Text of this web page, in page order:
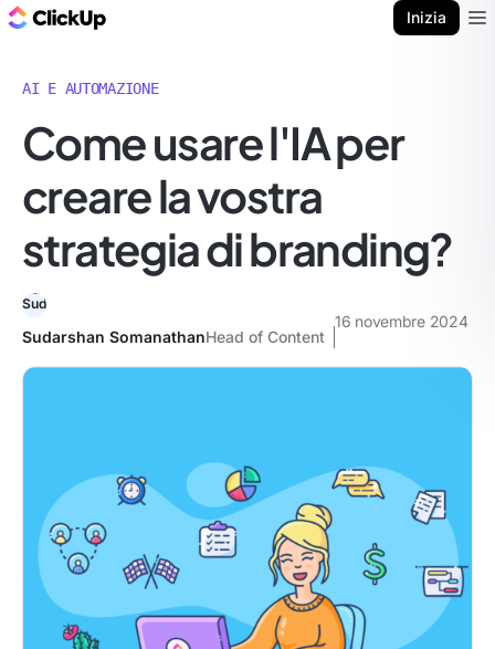
Inizia
AI E AUTOMAZIONE
Come usare l'IA per
creare la vostra
strategia di branding?
Sudarshan SomanathanHead of Content
16 novembre 2024